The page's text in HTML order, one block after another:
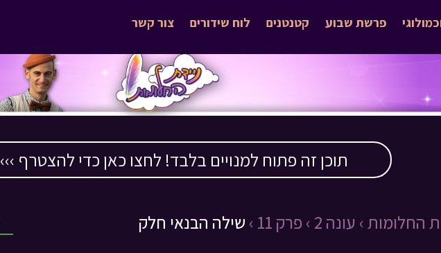
צור קשר לוח שידורים קטנטנים פרשת שבוע
תוכן זה פתוח למנויים בלבד! לחצו כאן כדי להצטרף ›››
החלומות › עונה 2 › פרק 11 ›
שילה הבנאי חלק